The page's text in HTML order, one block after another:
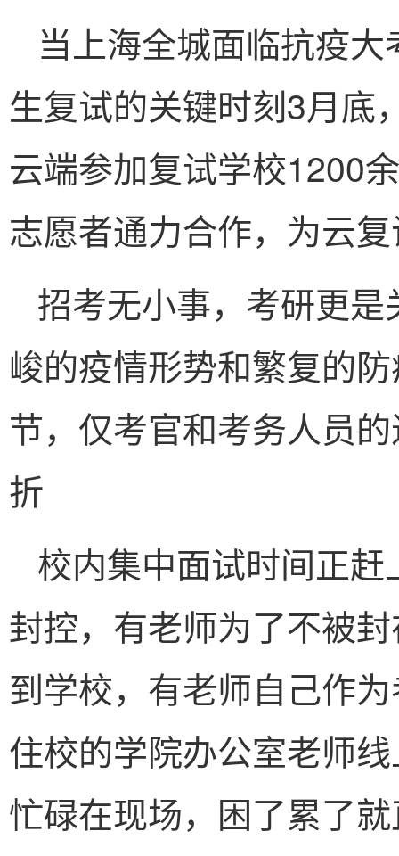
当上海全城面临抗疫
生复试的关键时刻3月底
云端参加复试学校1200
志愿者通力合作，为云
招考无小事，考研更
峻的疫情形势和繁复的
节，仅考官和考务人员
折
校内集中面试时间正
封控，有老师为了不被
到学校，有老师自己作
住校的学院办公室老师
忙碌在现场，困了累了